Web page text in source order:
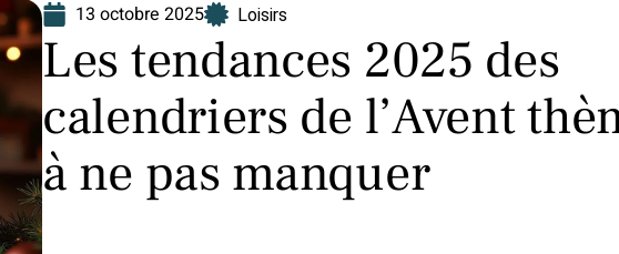
13 octobre 2025 Loisirs
Les tendances 2025 des
calendriers de l’Avent
à ne pas manquer